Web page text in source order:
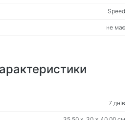
та відпочинку
очищення
Speed
не має
7 днів